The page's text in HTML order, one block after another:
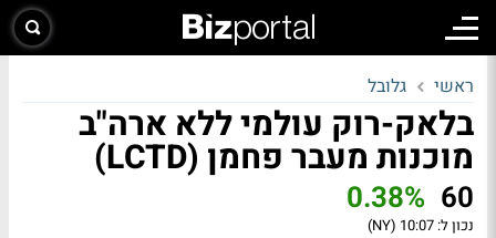
ראשי גלובל
בלאק-רוק עולמי ללא ארה"ב
מוכנות מעבר פחמן (LCTD)
60
0.38%
נכון ל: 10:07 (NY)